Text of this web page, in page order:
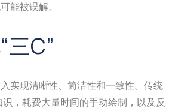
能被误解。
C”
实现清晰性、简洁性和一致性。传统
，耗费大量时间的手动绘制，以及反